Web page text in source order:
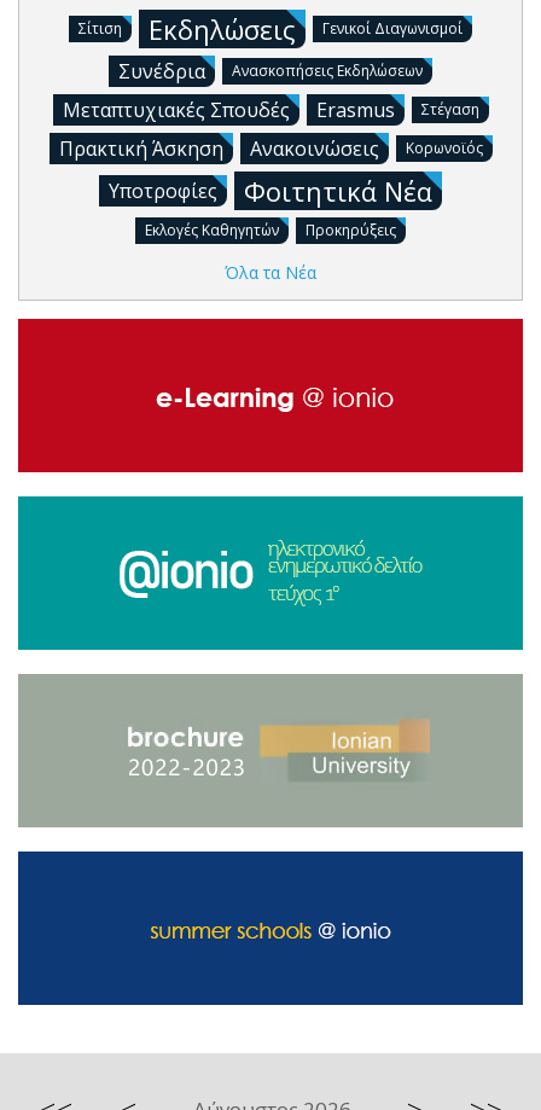
Σίτιση Εκδηλώσεις Γενικοί Διαγωνισμοί
Συνέδρια Ανασκοπήσεις Εκδηλώσεων
Μεταπτυχιακές Σπουδές Erasmus Στέγαση
Πρακτική Άσκηση Ανακοινώσεις Κορωνοϊός
Υποτροφίες Φοιτητικά Νέα
Εκλογές Καθηγητών Προκηρύξεις
Όλα τα Νέα